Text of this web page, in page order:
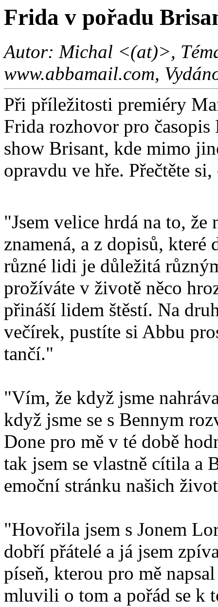
Frida v pořadu
Autor: Michal <(at)>,
www.abbamail.com,
Při příležitosti premiéry
Frida rozhovor pro
show Brisant, kde mimo
opravdu ve hře. Přečtěte
"Jsem velice hrdá na to,
znamená, a z dopisů,
různé lidi je důležitá
prožíváte v životě něco
přináší lidem štěstí. Na
večírek, pustíte si Abbu
tančí."
"Vím, že když jsme
když jsme se s Bennym
Done pro mě v té době
tak jsem se vlastně cítila a
emoční stránku našich
"Hovořila jsem s Jonem
dobří přátelé a já jsem
píseň, kterou pro mě
mluvili o tom a pořád se k